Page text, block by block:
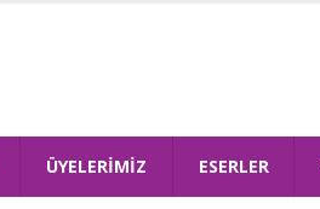
ÜYELERİMİZ ESERLER